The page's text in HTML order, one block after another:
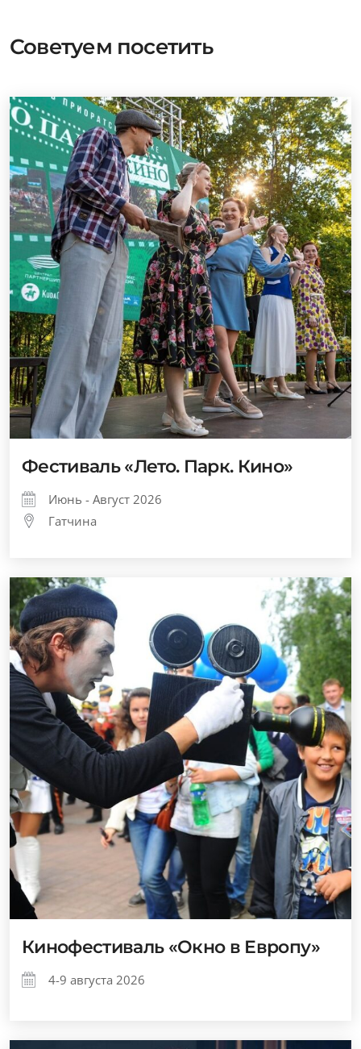
Советуем посетить
Фестиваль «Лето. Парк. Кино»
Июнь - Август 2026
Гатчина
Кинофестиваль «Окно в Европу»
4-9 августа 2026